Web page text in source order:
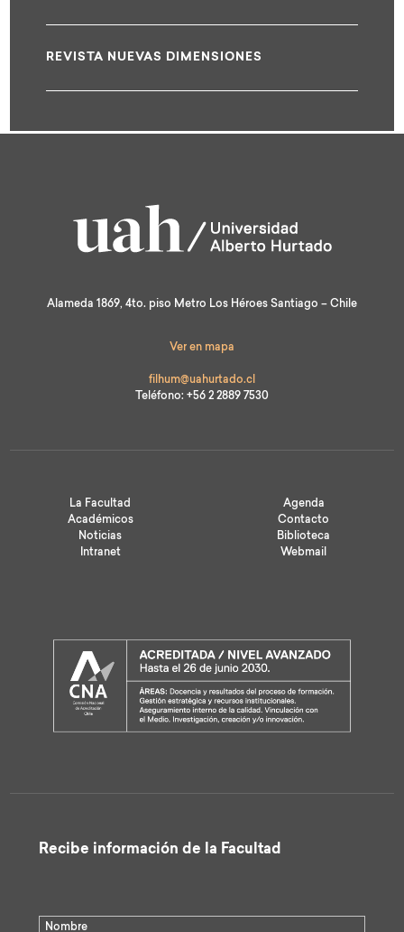
REVISTA NUEVAS DIMENSIONES
Alameda 1869, 4to. piso Metro Los Héroes Santiago – Chile
Ver en mapa
filhum@uahurtado.cl
Teléfono: +56 2 2889 7530
La Facultad
Académicos
Noticias
Intranet
Agenda
Contacto
Biblioteca
Webmail
Recibe información de la Facultad